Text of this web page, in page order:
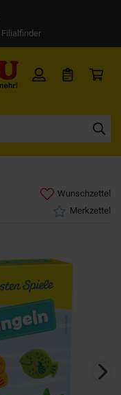
Filialfinder
Wunschzettel
Merkzettel